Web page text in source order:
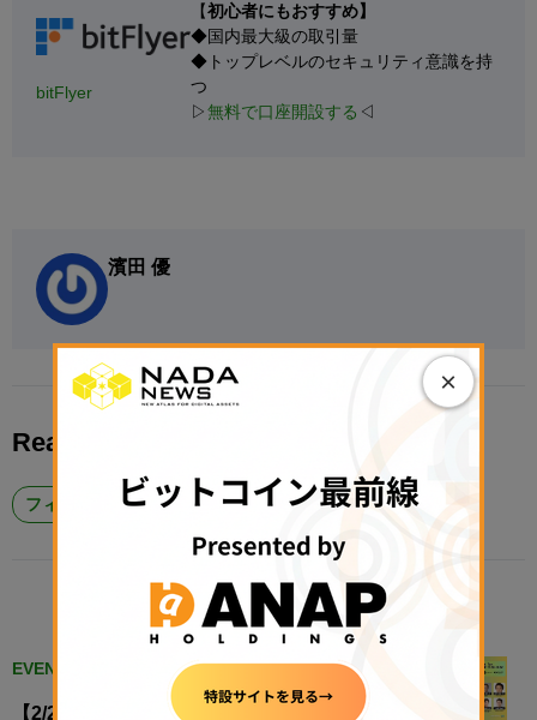
bitFlyer
【初心者にもおすすめ】
◆国内最大級の取引量
◆トップレベルのセキュリティ意識を持
つ
▷無料で口座開設する ◁
濱田 優
Read More About
フィンテック #Fintech
RELATED POSTS
EVENT
【2/24開催】金融庁主催「Japan Fintech
×